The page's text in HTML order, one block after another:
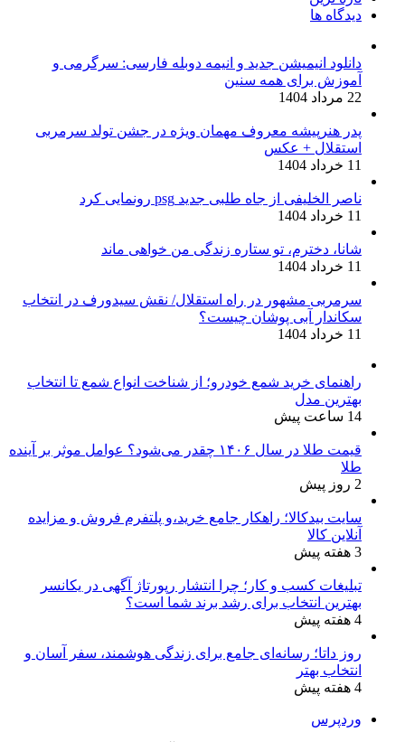
دیدگاه ها
دانلود انیمیشن جدید و انیمه دوبله فارسی: سرگرمی و
آموزش برای همه سنین
22 مرداد 1404
پدر هنرپیشه معروف مهمان ویژه در جشن تولد سرمربی
استقلال + عکس
11 خرداد 1404
ناصر الخلیفی از جاه طلبی جدید psg رونمایی کرد
11 خرداد 1404
شانا، دخترم، تو ستاره زندگی من خواهی ماند
11 خرداد 1404
سرمربی مشهور در راه استقلال/ نقش سیدورف در انتخاب
سکاندار آبی پوشان چیست؟
11 خرداد 1404
راهنمای خرید شمع خودرو؛ از شناخت انواع شمع تا انتخاب
بهترین مدل
14 ساعت پیش
قیمت طلا در سال ۱۴۰۶ چقدر می‌شود؟ عوامل موثر بر آینده
طلا
2 روز پیش
سایت بیدکالا؛ راهکار جامع خرید،و پلتفرم فروش و مزایده
آنلاین کالا
3 هفته پیش
تبلیغات کسب و کار؛ چرا انتشار رپورتاژ آگهی در یکانسر
بهترین انتخاب برای رشد برند شما است؟
4 هفته پیش
روز داتا؛ رسانه‌ای جامع برای زندگی هوشمند، سفر آسان و
انتخاب بهتر
4 هفته پیش
وردپرس